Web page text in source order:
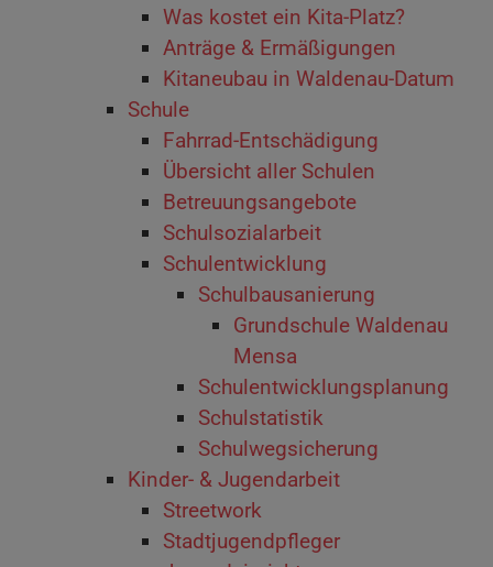
Was kostet ein Kita-Platz?
Anträge & Ermäßigungen
Kitaneubau in Waldenau-Datum
Schule
Fahrrad-Entschädigung
Übersicht aller Schulen
Betreuungsangebote
Schulsozialarbeit
Schulentwicklung
Schulbausanierung
Grundschule Waldenau
Mensa
Schulentwicklungsplanung
Schulstatistik
Schulwegsicherung
Kinder- & Jugendarbeit
Streetwork
Stadtjugendpfleger